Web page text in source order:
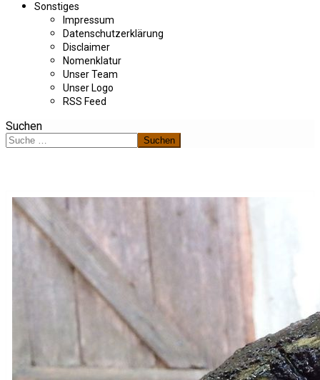
Sonstiges
Impressum
Datenschutzerklärung
Disclaimer
Nomenklatur
Unser Team
Unser Logo
RSS Feed
Suchen
Suchen